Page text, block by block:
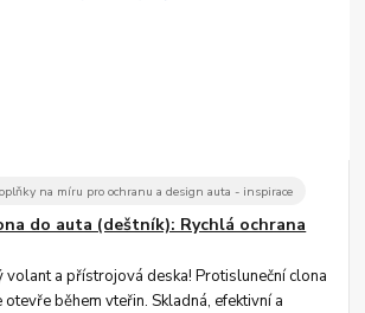
na míru pro ochranu a design auta - inspirace
do auta (deštník): Rychlá ochrana
volant a přístrojová deska! Protisluneční clona
během vteřin. Skladná, efektivní a